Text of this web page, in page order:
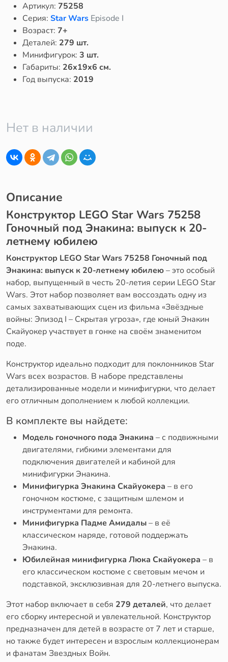
Артикул: 75258
Серия: Star Wars Episode I
Возраст: 7+
Деталей: 279 шт.
Минифигурок: 3 шт.
Габариты: 26x19x6 см.
Год выпуска: 2019
Нет в наличии
Описание
Конструктор LEGO Star Wars 75258
Гоночный под Энакина: выпуск к 20-
летнему юбилею
Конструктор LEGO Star Wars 75258 Гоночный под
Энакина: выпуск к 20-летнему юбилею– это особый
набор, выпущенный в честь 20-летия серии LEGO Star
Wars. Этот набор позволяет вам воссоздать одну из
самых захватывающих сцен из фильма «Звёздные
войны: Эпизод I – Скрытая угроза», где юный Энакин
Скайуокер участвует в гонке на своём знаменитом
поде.
Конструктор идеально подходит для поклонников Star
Wars всех возрастов. В наборе представлены
детализированные модели и минифигурки, что делает
его отличным дополнением к любой коллекции.
В комплекте вы найдете:
Модель гоночного пода Энакина – с подвижными
двигателями, гибкими элементами для
подключения двигателей и кабиной для
минифигурки Энакина.
Минифигурка Энакина Скайуокера – в его
гоночном костюме, с защитным шлемом и
инструментами для ремонта.
Минифигурка Падме Амидалы– в её
классическом наряде, готовой поддержать
Энакина.
Юбилейная минифигурка Люка Скайуокера – в
его классическом костюме с световым мечом и
подставкой, эксклюзивная для 20-летнего выпуска.
Этот набор включает в себя 279 деталей, что делает
его сборку интересной и увлекательной. Конструктор
предназначен для детей в возрасте от 7 лет и старше,
но также будет интересен и взрослым коллекционерам
и фанатам Звездных Войн.